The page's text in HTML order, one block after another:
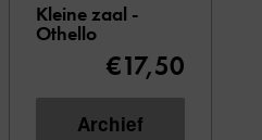
Kleine zaal -
Othello
€17,50
Archief